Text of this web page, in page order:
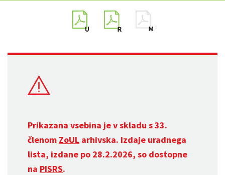
Prikazana vsebina je v skladu s 33.
členom ZoUL arhivska. Izdaje uradnega
lista, izdane po 28.2.2026, so dostopne
na PISRS.